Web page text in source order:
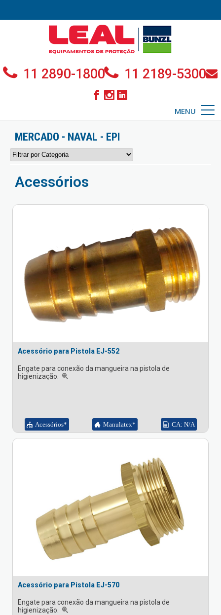
11 2890-1800 11 2189-5300
MENU
MERCADO - NAVAL - EPI
Acessórios
Acessório para Pistola EJ-552
Engate para conexão da mangueira na pistola de
higienização.
Acessórios* Manulatex* CA: N/A
Acessório para Pistola EJ-570
Engate para conexão da mangueira na pistola de
higienização.